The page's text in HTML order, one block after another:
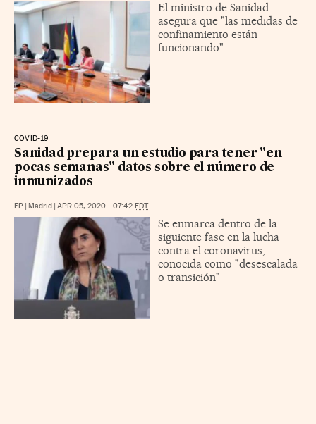
El ministro de Sanidad
asegura que "las medidas de
confinamiento están
funcionando"
COVID-19
Sanidad prepara un estudio para tener "en
pocas semanas" datos sobre el número de
inmunizados
EP | Madrid | APR 05, 2020 - 07:42 EDT
Se enmarca dentro de la
siguiente fase en la lucha
contra el coronavirus,
conocida como "desescalada
o transición"